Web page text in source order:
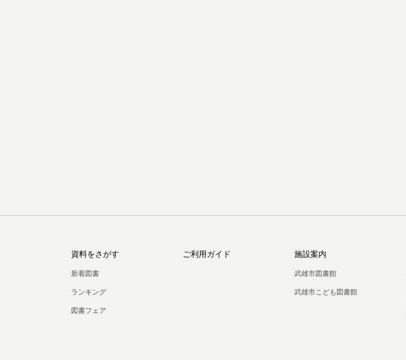
資料をさがす
新着図書
ランキング
図書フェア
ご利用ガイド 施設案内
武雄市図書館
武雄市こども図書館